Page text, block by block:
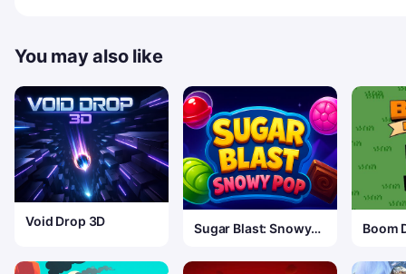
You may also like
Void Drop 3D
Sugar Blast: Snowy
Boom